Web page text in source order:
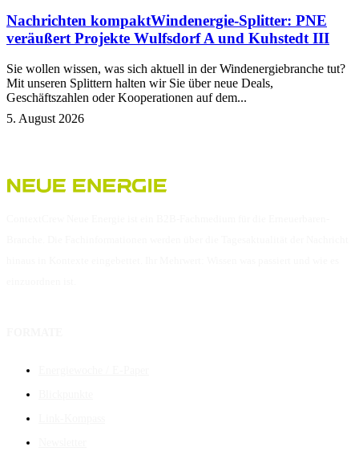
Nachrichten kompaktWindenergie-Splitter: PNE
veräußert Projekte Wulfsdorf A und Kuhstedt III
Sie wollen wissen, was sich aktuell in der Windenergiebranche tut?
Mit unseren Splittern halten wir Sie über neue Deals,
Geschäftszahlen oder Kooperationen auf dem...
5. August 2026